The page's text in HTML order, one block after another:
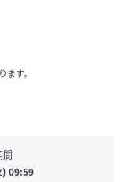
す。
間
09:59